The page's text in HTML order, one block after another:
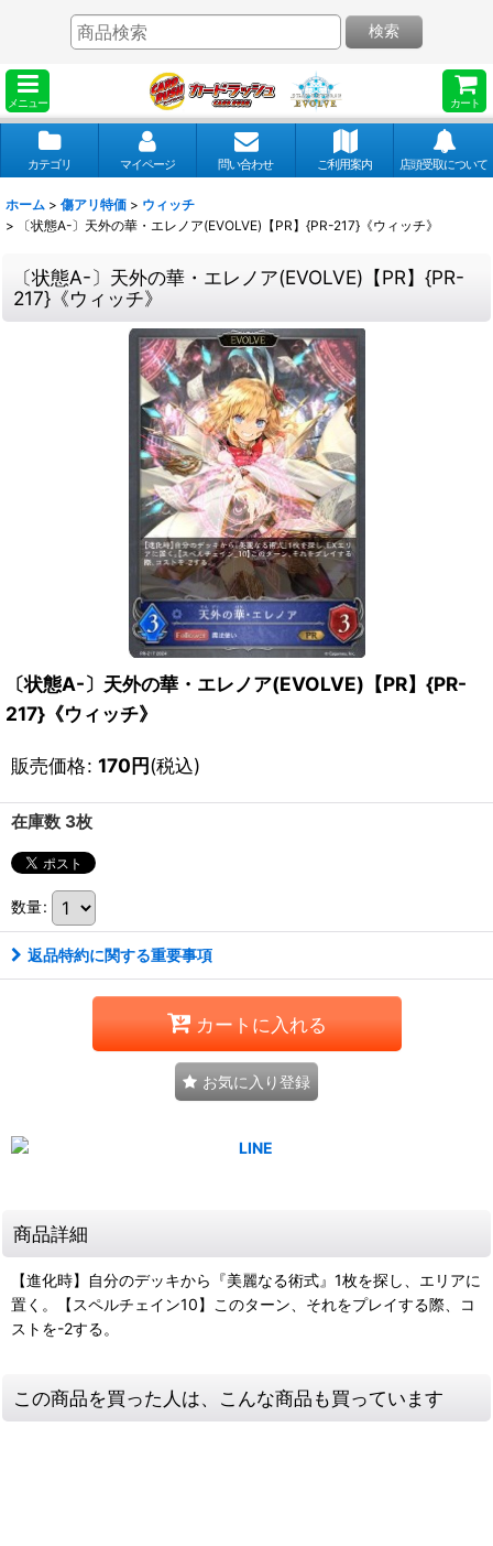
メニュー カート
検索
カテゴリ マイページ 問い合わせ ご利用案内 店頭受取について
ホーム > 傷アリ特価 > ウィッチ
>
〔状態A-〕天外の華・エレノア(EVOLVE)【PR】{PR-217}《ウィッチ》
〔状態A-〕天外の華・エレノア(EVOLVE)【PR】{PR-
217}《ウィッチ》
〔状態A-〕天外の華・エレノア(EVOLVE)【PR】{PR-
217}《ウィッチ》
販売価格: 170円(税込)
在庫数 3枚
数量:
返品特約に関する重要事項
カートに入れる
お気に入り登録
商品詳細
【進化時】自分のデッキから『美麗なる術式』1枚を探し、エリアに
置く。【スペルチェイン10】このターン、それをプレイする際、コ
ストを-2する。
この商品を買った人は、こんな商品も買っています